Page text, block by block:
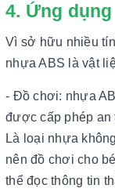
4. Ứng dụng
Vì sở hữu nhiều
nhựa ABS là vật
- Đồ chơi: nhựa
được cấp phép an
Là loại nhựa
nên đồ chơi cho
thể đọc thông tin